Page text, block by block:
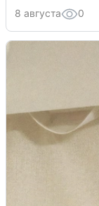
8 августа 0